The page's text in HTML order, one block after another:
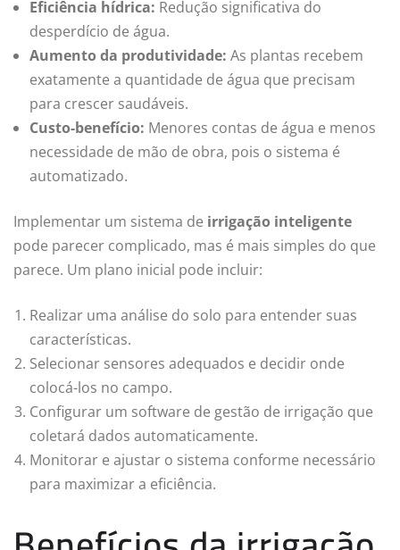
Eficiência hídrica: Redução significativa do
desperdício de água.
Aumento da produtividade: As plantas recebem
exatamente a quantidade de água que precisam
para crescer saudáveis.
Custo-benefício: Menores contas de água e menos
necessidade de mão de obra, pois o sistema é
automatizado.
Implementar um sistema de irrigação inteligente
pode parecer complicado, mas é mais simples do que
parece. Um plano inicial pode incluir:
Realizar uma análise do solo para entender suas
características.
Selecionar sensores adequados e decidir onde
colocá-los no campo.
Configurar um software de gestão de irrigação que
coletará dados automaticamente.
Monitorar e ajustar o sistema conforme necessário
para maximizar a eficiência.